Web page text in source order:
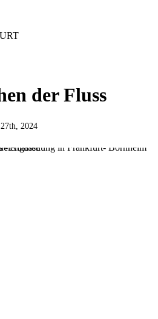
der Fluss
2024